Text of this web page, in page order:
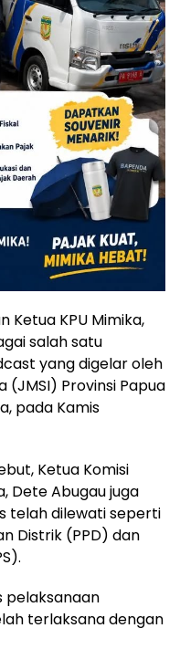
Ketua KPU Mimika,
salah satu
yang digelar oleh
(JMSI) Provinsi Papua
pada Kamis
Ketua Komisi
Dete Abugau juga
telah dilewati seperti
Distrik (PPD) dan
pelaksanaan
terlaksana dengan